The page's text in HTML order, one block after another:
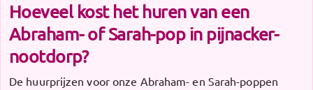
Hoeveel kost het huren van een
Abraham- of Sarah-pop in pijnacker-
nootdorp?
De huurprijzen voor onze Abraham- en Sarah-poppen